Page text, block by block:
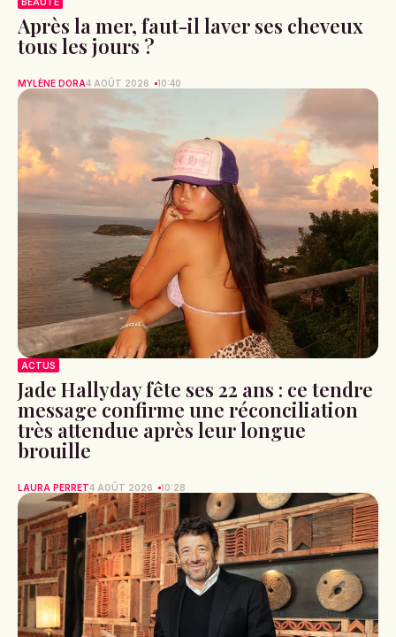
Après la mer, faut-il laver ses cheveux
tous les jours ?
MYLÈNE DORA4 AOÛT 2026 10:40
ACTUS
Jade Hallyday fête ses 22 ans : ce tendre
message confirme une réconciliation
très attendue après leur longue
brouille
LAURA PERRET4 AOÛT 2026 10:28